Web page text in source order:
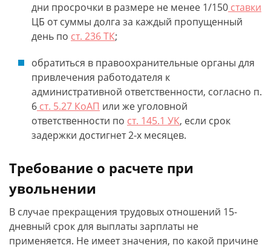
дни просрочки в размере не менее 1/150 ставки
ЦБ от суммы долга за каждый пропущенный
день по ст. 236 ТК;
обратиться в правоохранительные органы для
привлечения работодателя к
административной ответственности, согласно п.
6 ст. 5.27 КоАП или же уголовной
ответственности по ст. 145.1 УК, если срок
задержки достигнет 2-х месяцев.
Требование о расчете при
увольнении
В случае прекращения трудовых отношений 15-
дневный срок для выплаты зарплаты не
применяется. Не имеет значения, по какой причине